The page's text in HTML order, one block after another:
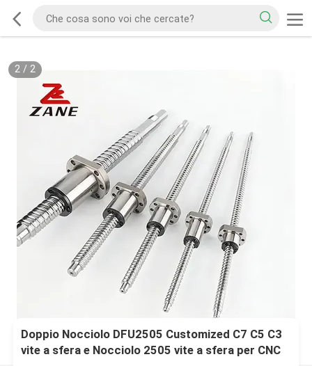
2/ 2
Doppio Nocciolo DFU2505 Customized C7 C5 C3
vite a sfera e Nocciolo 2505 vite a sfera per CNC